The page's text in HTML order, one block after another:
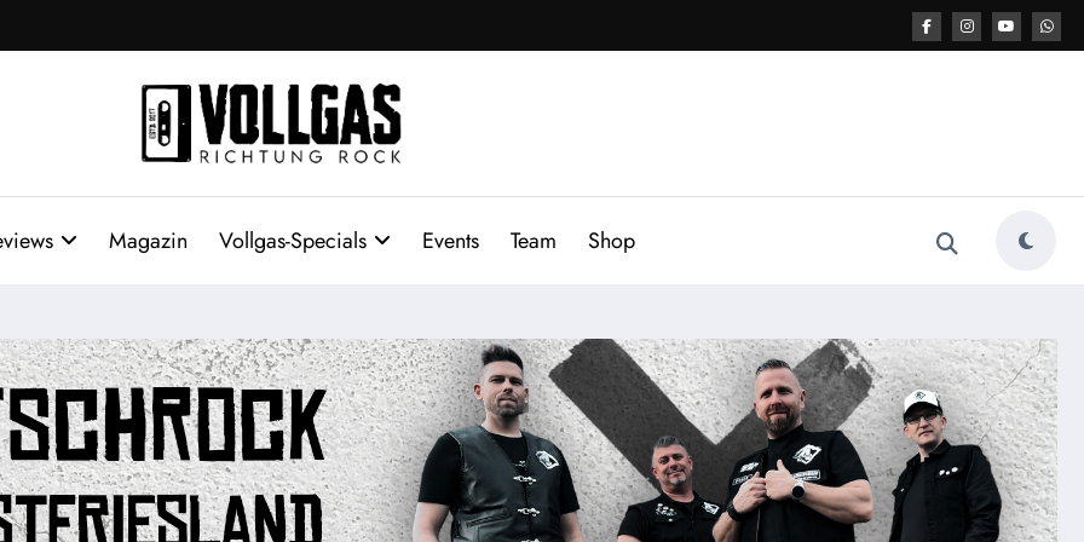
Magazin Vollgas-Specials Events Team Shop